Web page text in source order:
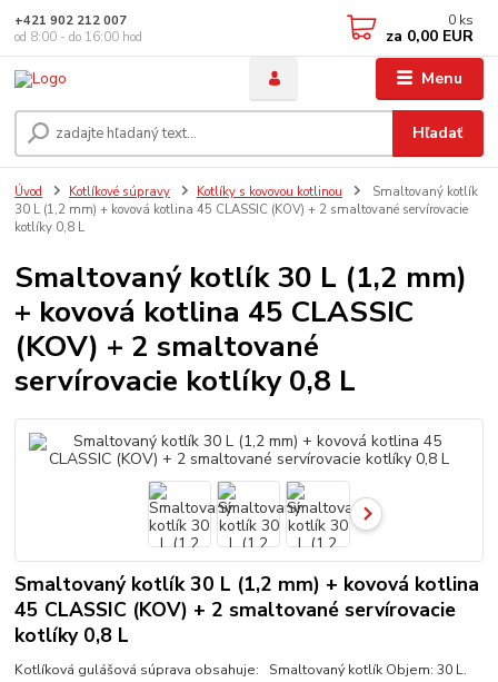
Menu
Hľadať
+421 902 212 007
od 8:00 - do 16:00 hod
0 ks
za 0,00 EUR
Úvod Kotlíkové súpravy Kotlíky s kovovou kotlinou
Smaltovaný kotlík
30 L (1,2 mm) + kovová kotlina 45 CLASSIC (KOV) + 2 smaltované servírovacie
kotlíky 0,8 L
Smaltovaný kotlík 30 L (1,2 mm)
+ kovová kotlina 45 CLASSIC
(KOV) + 2 smaltované
servírovacie kotlíky 0,8 L
Smaltovaný kotlík 30 L (1,2 mm) + kovová kotlina
45 CLASSIC (KOV) + 2 smaltované servírovacie
kotlíky 0,8 L
Kotlíková gulášová súprava obsahuje: Smaltovaný kotlík Objem: 30 L.